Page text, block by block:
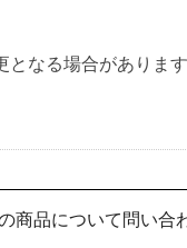
商品について問い合
なる場合がありま